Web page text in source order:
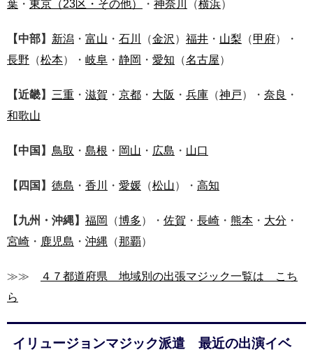
葉 ・ 東京 （23区・その他） ・ 神奈川 （横浜）
【中部】 新潟 ・ 富山 ・ 石川 （金沢 ） 福井 ・ 山梨 （甲府）・
長野 （松本）・ 岐阜 ・ 静岡 ・ 愛知 （名古屋）
【近畿】 三重 ・ 滋賀 ・ 京都 ・ 大阪 ・ 兵庫 （神戸）・ 奈良 ・
和歌山
【中国】 鳥取 ・ 島根 ・ 岡山 ・ 広島 ・ 山口
【四国】 徳島 ・ 香川 ・ 愛媛 （松山）・ 高知
【九州・沖縄】 福岡 （博多）・ 佐賀 ・ 長崎 ・ 熊本 ・ 大分 ・
宮崎 ・ 鹿児島 ・ 沖縄 （那覇）
≫≫
４７都道府県 地域別の出張マジック一覧は こち
ら
イリュージョンマジック派遣 最近の出演イベ